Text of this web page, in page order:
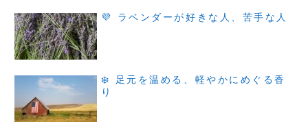
💜 ラベンダーが好きな人、苦手な人
❄️ 足元を温める、軽やかにめぐる香
り